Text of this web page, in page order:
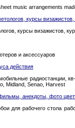
music arrangements
курсы
курсы визажистов,
и аксессуаров
действия
радиостанции,
Midland, Senao, Harvest
анекдоты, фото
для рабочего стола